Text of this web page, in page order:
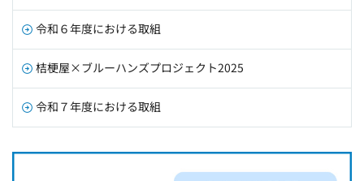
令和６年度における取組
桔梗屋×ブルーハンズプロジェクト2025
令和７年度における取組